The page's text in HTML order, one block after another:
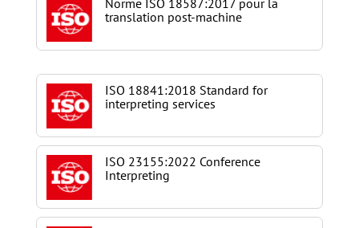
translation post-machine
ISO 18841:2018 Standard for
interpreting services
ISO 23155:2022 Conference
Interpreting